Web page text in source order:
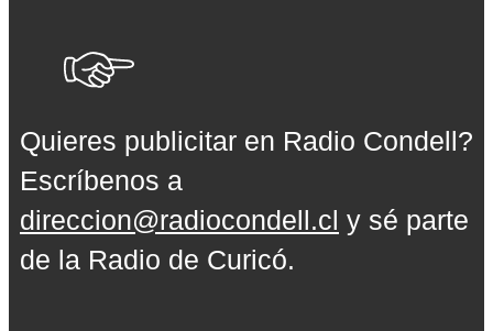
Quieres publicitar en Radio Condell?
Escríbenos a
direccion@radiocondell.cl y sé parte
de la Radio de Curicó.